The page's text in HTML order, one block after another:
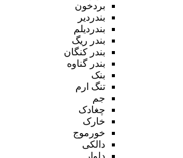
بردخون
بندردیر
بندردیلم
بندر ریگ
بندر کنگان
بندر گناوه
بنک
تنگ ارم
جم
چغادک
خارک
خورموج
دالکی
دلوار